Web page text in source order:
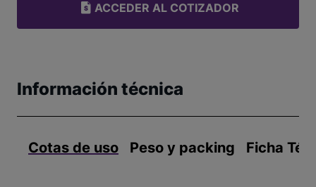
ACCEDER AL COTIZADOR
Información técnica
Cotas de uso Peso y packing Ficha